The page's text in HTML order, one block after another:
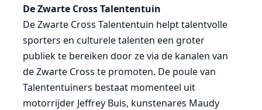
De Zwarte Cross Talententuin
De Zwarte Cross Talententuin helpt talentvolle
sporters en culturele talenten een groter
publiek te bereiken door ze via de kanalen van
de Zwarte Cross te promoten. De poule van
Talententuiners bestaat momenteel uit
motorrijder Jeffrey Buis, kunstenares Maudy